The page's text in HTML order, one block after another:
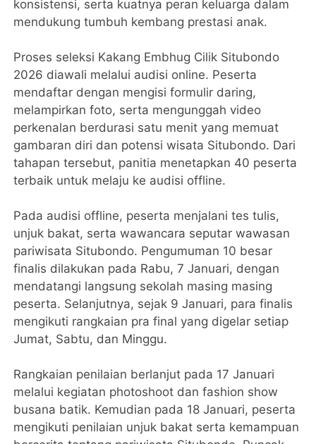
konsistensi, serta kuatnya peran keluarga dalam
mendukung tumbuh kembang prestasi anak.
Proses seleksi Kakang Embhug Cilik Situbondo
2026 diawali melalui audisi online. Peserta
mendaftar dengan mengisi formulir daring,
melampirkan foto, serta mengunggah video
perkenalan berdurasi satu menit yang memuat
gambaran diri dan potensi wisata Situbondo. Dari
tahapan tersebut, panitia menetapkan 40 peserta
terbaik untuk melaju ke audisi offline.
Pada audisi offline, peserta menjalani tes tulis,
unjuk bakat, serta wawancara seputar wawasan
pariwisata Situbondo. Pengumuman 10 besar
finalis dilakukan pada Rabu, 7 Januari, dengan
mendatangi langsung sekolah masing masing
peserta. Selanjutnya, sejak 9 Januari, para finalis
mengikuti rangkaian pra final yang digelar setiap
Jumat, Sabtu, dan Minggu.
Rangkaian penilaian berlanjut pada 17 Januari
melalui kegiatan photoshoot dan fashion show
busana batik. Kemudian pada 18 Januari, peserta
mengikuti penilaian unjuk bakat serta kemampuan